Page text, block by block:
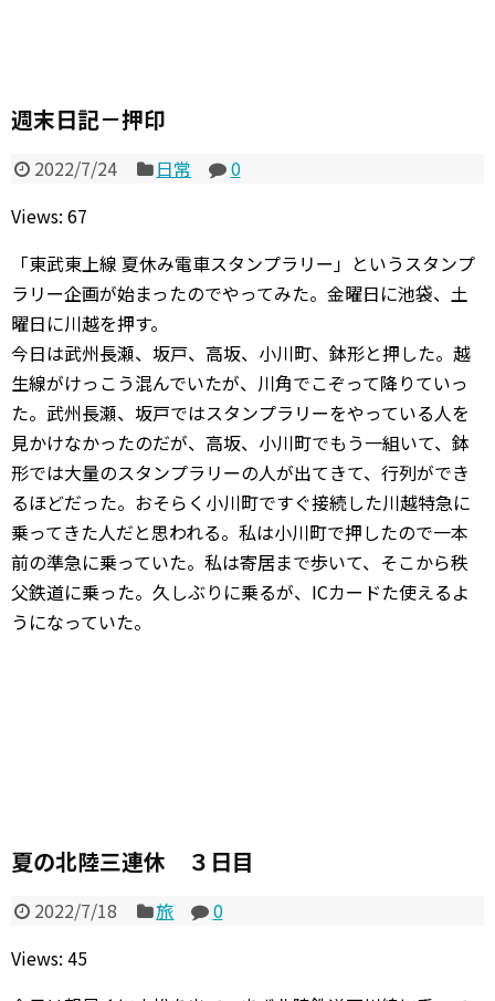
週末日記－押印
2022/7/24 日常
0
Views: 67
「東武東上線 夏休み電車スタンプラリー」というスタンプ
ラリー企画が始まったのでやってみた。金曜日に池袋、土
曜日に川越を押す。
今日は武州長瀬、坂戸、高坂、小川町、鉢形と押した。越
生線がけっこう混んでいたが、川角でこぞって降りていっ
た。武州長瀬、坂戸ではスタンプラリーをやっている人を
見かけなかったのだが、高坂、小川町でもう一組いて、鉢
形では大量のスタンプラリーの人が出てきて、行列ができ
るほどだった。おそらく小川町ですぐ接続した川越特急に
乗ってきた人だと思われる。私は小川町で押したので一本
前の準急に乗っていた。私は寄居まで歩いて、そこから秩
父鉄道に乗った。久しぶりに乗るが、ICカードた使えるよ
うになっていた。
夏の北陸三連休 ３日目
2022/7/18 旅
0
Views: 45